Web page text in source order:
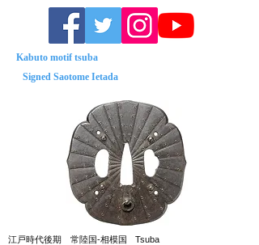
Kabuto motif tsuba
Signed Saotome Ietada
江戸時代後期 常陸国-相模国
Tsuba